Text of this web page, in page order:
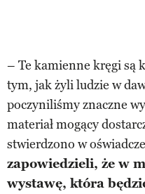
– Te kamienne kręgi są
tym, jak żyli ludzie w
poczyniliśmy znaczne
materiał mogący
stwierdzono w
zapowiedzieli, że w
wystawę, która